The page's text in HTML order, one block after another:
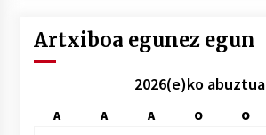
Artxiboa egunez egun
2026(e)ko abuztua
A A A O O